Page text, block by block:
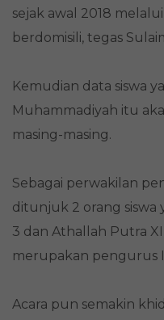
sejak awal 2018
berdomisili, tegas
Kemudian data siswa
Muhammadiyah itu
masing-masing.
Sebagai perwakilan
ditunjuk 2 orang siswa
3 dan Athallah Putra
merupakan pengurus
Acara pun semakin